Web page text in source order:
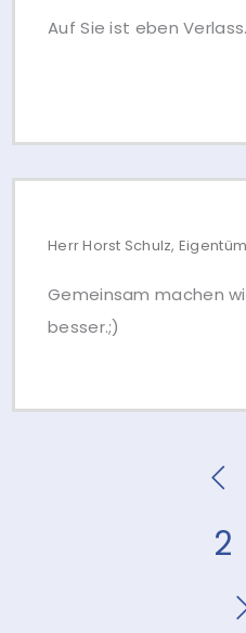
Auf Sie ist eben
Herr Horst Schulz,
Gemeinsam machen
besser.;)
2